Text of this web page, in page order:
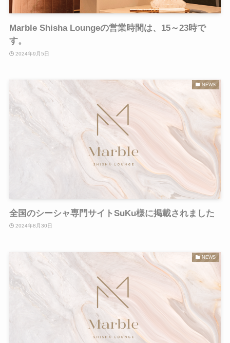
Marble Shisha Loungeの営業時間は、15～23時で
す。
2024年9月5日
NEWS
全国のシーシャ専門サイトSuKu様に掲載されました
2024年8月30日
NEWS